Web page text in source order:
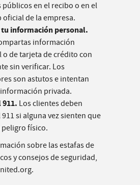
públicos en el recibo o en el
oficial de la empresa.
información personal.
información
o de tarjeta de crédito con
sin verificar. Los
son astutos e intentan
privada.
911. Los clientes deben
si alguna vez sienten que
peligro físico.
sobre las estafas de
y consejos de seguridad,